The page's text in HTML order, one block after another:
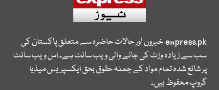
express.pkخبروں اور حالات حاضرہ سے متعلق پاکستان کی
سب سے زیادہ وزٹ کی جانے والی ویب سائٹ ہے۔ اس ویب سائٹ
پر شائع شدہ تمام مواد کے جملہ حقوق بحق ایکسپریس میڈیا
گروپ محفوظ ہیں۔